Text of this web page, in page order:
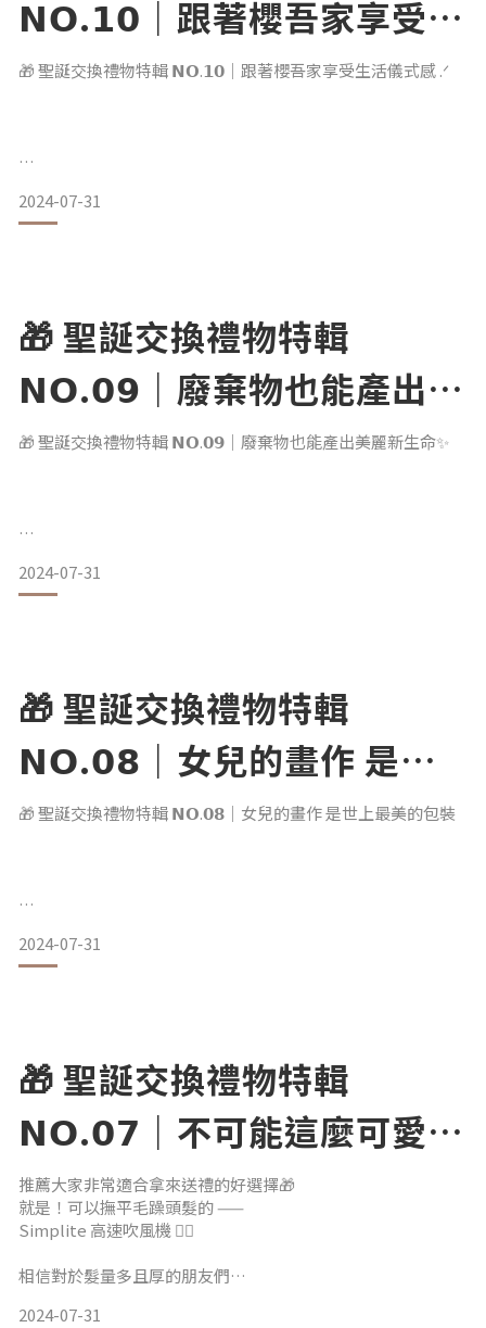
𝗡𝗢.𝟭𝟬｜跟著櫻吾家享受生
活儀式感 .ᐟ
🎁 聖誕交換禮物特輯 𝗡𝗢.𝟭𝟬｜跟著櫻吾家享受生活儀式感 .ᐟ
一起過著北歐風幸福生活的櫻吾家
推薦適合喜歡質感、簡約的居友們
竟然比家裡原先兩台更好用 .ᐟ
連年僅 3 歲 8 個月的女孩
都可以單手輕鬆握、自己吹頭髮
指定要用這台吹風機呢
材料非常簡單 如下
材料：蜂巢紙、棉線、塑膠餐盒
工具：熱風槍或烤箱、油性筆、剪刀
〉完整製作步驟
2024-07-31
🎁 聖誕交換禮物特輯
𝗡𝗢.𝟬𝟵｜廢棄物也能產出美
麗新生命✨
🎁 聖誕交換禮物特輯 𝗡𝗢.𝟬𝟵｜廢棄物也能產出美麗新生命✨
Deepecology 產房 — 廢料美學工作室
參與本次＼聖誕交換禮物 環保包裝大募集／
品牌以永續、再生、平衡為核心
如同一座產房 利用美學設計
以廢棄物再造產出新生命♻️
「 讓每一天誕生的產品
成為世界裡美好的禮物 」
剛好著手於社頭紗屎* 再生計畫
賦予禮物繽紛歡樂的感覺🎁
2024-07-31
🎁 聖誕交換禮物特輯
𝗡𝗢.𝟬𝟴｜女兒的畫作 是世
上最美的包裝
🎁 聖誕交換禮物特輯 𝗡𝗢.𝟬𝟴｜女兒的畫作 是世上最美的包裝
主理人依倫 曾在幼稚園教畫畫
每當看到小朋友自由靈魂下的繪畫
畢竟現實世界已經夠多框架了
只有在畫作裡才能無拘無束的
曾經想像著如果把這些孩子的作品
拿來當作包裝紙，一定帥爆了！
沒想到過了整整近20年的時間
在＼聖誕交換禮物 環保包裝大募集／
是女兒的畫作圓了當年的夢想呀
2024-07-31
🎁 聖誕交換禮物特輯
𝗡𝗢.𝟬𝟳｜不可能這麼可愛
欸！文具不受控🖍️
推薦大家非常適合拿來送禮的好選擇🎁
就是！可以撫平毛躁頭髮的 ——
Simplite 高速吹風機 💁‍♀️
相信對於髮量多且厚的朋友們
2024-07-31